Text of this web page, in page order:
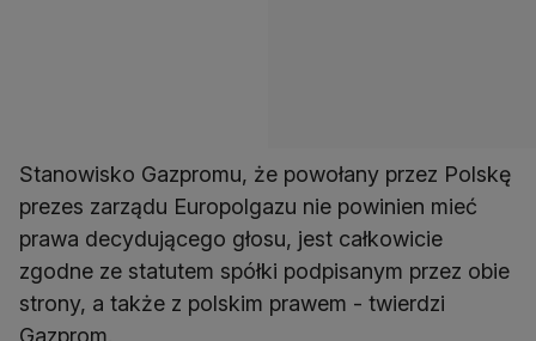
Stanowisko Gazpromu, że powołany przez Polskę
prezes zarządu Europolgazu nie powinien mieć
prawa decydującego głosu, jest całkowicie
zgodne ze statutem spółki podpisanym przez obie
strony, a także z polskim prawem - twierdzi
Gazprom.